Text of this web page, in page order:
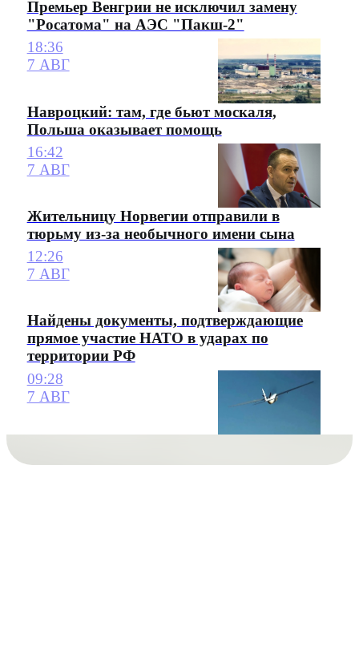
Премьер Венгрии не исключил замену
"Росатома" на АЭС "Пакш-2"
18:36
7 АВГ
Навроцкий: там, где бьют москаля,
Польша оказывает помощь
16:42
7 АВГ
Жительницу Норвегии отправили в
тюрьму из-за необычного имени сына
12:26
7 АВГ
Найдены документы, подтверждающие
прямое участие НАТО в ударах по
территории РФ
09:28
7 АВГ